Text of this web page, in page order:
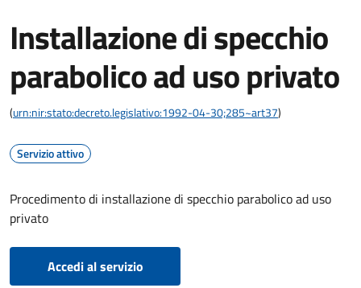
Installazione di specchio
parabolico ad uso privato
(urn:nir:stato:decreto.legislativo:1992-04-30;285~art37)
Servizio attivo
Procedimento di installazione di specchio parabolico ad uso
privato
Accedi al servizio